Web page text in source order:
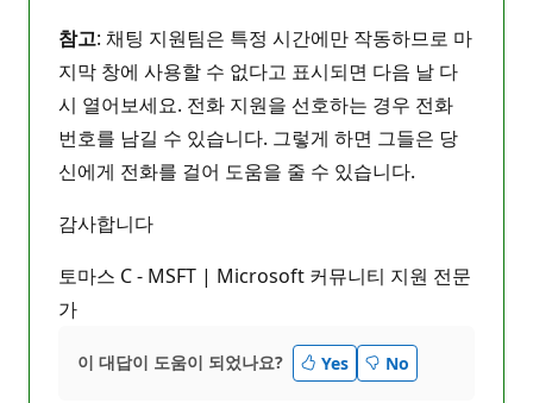
참고: 채팅 지원팀은 특정 시간에만 작동하므로 마
지막 창에 사용할 수 없다고 표시되면 다음 날 다
시 열어보세요. 전화 지원을 선호하는 경우 전화
번호를 남길 수 있습니다. 그렇게 하면 그들은 당
신에게 전화를 걸어 도움을 줄 수 있습니다.
감사합니다
토마스 C - MSFT | Microsoft 커뮤니티 지원 전문
가
이 대답이 도움이 되었나요? Yes No